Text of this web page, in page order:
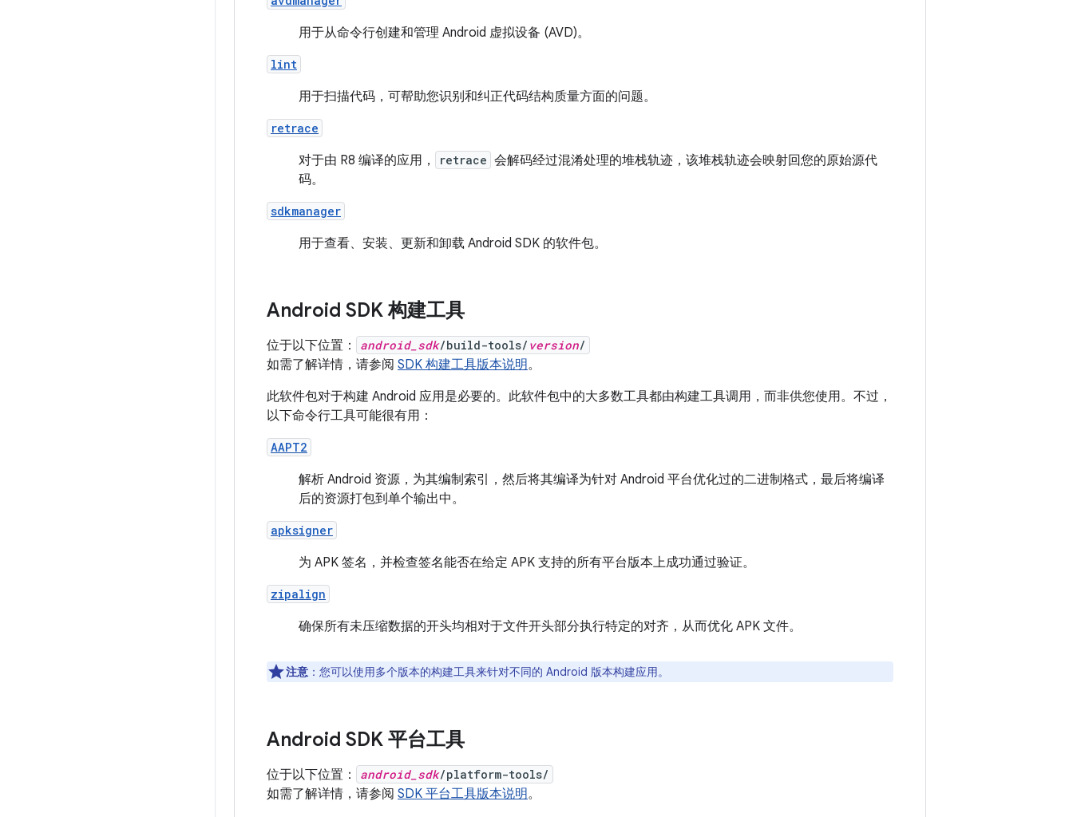
用于从命令行创建和管理 Android 虚拟设备 (AVD)。
lint
用于扫描代码，可帮助您识别和纠正代码结构质量方面的问题。
retrace
对于由 R8 编译的应用， retrace 会解码经过混淆处理的堆栈轨迹，该堆栈轨迹会映射回您的原始源代
码。
sdkmanager
用于查看、安装、更新和卸载 Android SDK 的软件包。
Android SDK 构建工具
位于以下位置： android_sdk/build-tools/ version/
如需了解详情，请参阅 SDK 构建工具版本说明。
此软件包对于构建 Android 应用是必要的。此软件包中的大多数工具都由构建工具调用，而非供您使用。不过，
以下命令行工具可能很有用：
AAPT2
解析 Android 资源，为其编制索引，然后将其编译为针对 Android 平台优化过的二进制格式，最后将编译
后的资源打包到单个输出中。
apksigner
为 APK 签名，并检查签名能否在给定 APK 支持的所有平台版本上成功通过验证。
zipalign
确保所有未压缩数据的开头均相对于文件开头部分执行特定的对齐，从而优化 APK 文件。
注意 ：您可以使用多个版本的构建工具来针对不同的 Android 版本构建应用。
Android SDK 平台工具
位于以下位置： android_sdk/platform-tools/
如需了解详情，请参阅 SDK 平台工具版本说明。